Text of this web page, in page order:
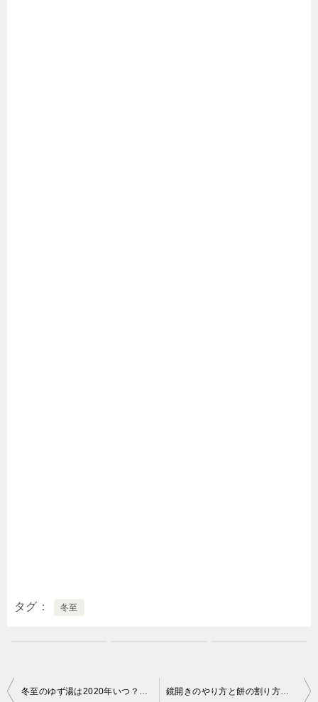
タグ 冬至
投
冬至のゆず湯は2020年いつ？意味や由来・作り方（ゆず風呂） 鏡開きのやり方と餅の割り方！餅の食べ方や乾燥してる餅はどう割る？